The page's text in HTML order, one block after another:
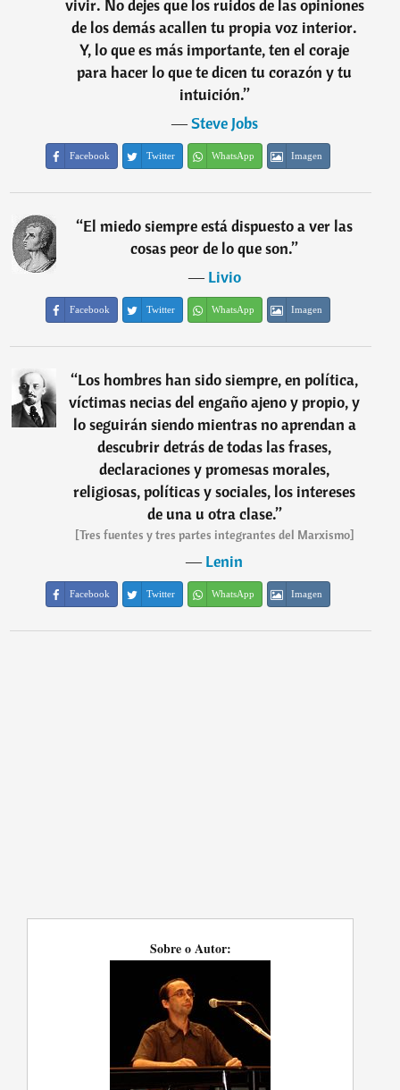
vivir. No dejes que los ruidos de las opiniones
de los demás acallen tu propia voz interior.
Y, lo que es más importante, ten el coraje
para hacer lo que te dicen tu corazón y tu
intuición.”
―Steve Jobs
Facebook Twitter WhatsApp Imagen
“El miedo siempre está dispuesto a ver las
cosas peor de lo que son.”
―Livio
Facebook Twitter WhatsApp Imagen
“Los hombres han sido siempre, en política,
víctimas necias del engaño ajeno y propio, y
lo seguirán siendo mientras no aprendan a
descubrir detrás de todas las frases,
declaraciones y promesas morales,
religiosas, políticas y sociales, los intereses
de una u otra clase.”
[Tres fuentes y tres partes integrantes del Marxismo]
―Lenin
Facebook Twitter WhatsApp Imagen
Sobre o Autor: